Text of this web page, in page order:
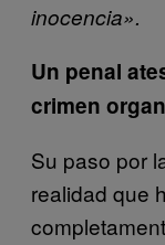
inocencia».
Un penal
crimen
Su paso por
realidad que